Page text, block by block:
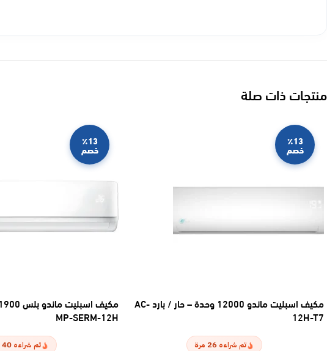
منتجات ذات صلة
٪13
خصم
مكيف اسبليت ماندو 12000 وحدة – حار / بارد AC-
12H-T7
تم شراءه 26 مرة
٪13
خصم
MP-SERM-12H
تم شراءه 40